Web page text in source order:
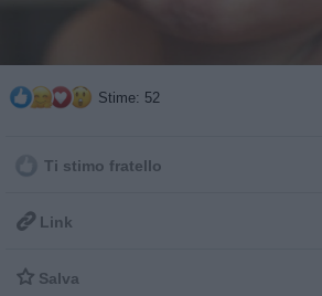
Stime: 52
Ti stimo fratello
 Link
 Salva